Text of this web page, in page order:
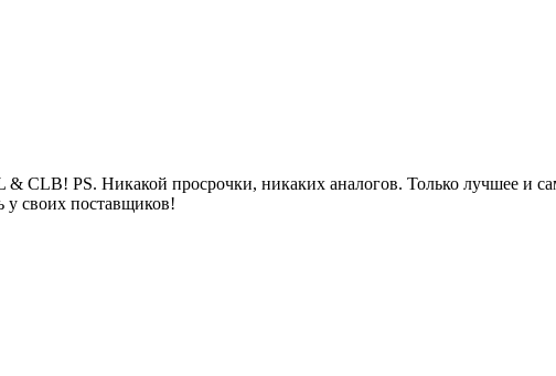
& CLB! PS. Никакой просрочки, никаких аналогов. Только лучшее и
у своих поставщиков!